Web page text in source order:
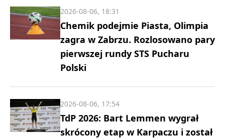
Chemik podejmie Piasta, Olimpia
zagra w Zabrzu. Rozlosowano pary
pierwszej rundy STS Pucharu
Polski
2026-08-06, 18:31
TdP 2026: Bart Lemmen wygrał
skrócony etap w Karpaczu i został
2026-08-06, 17:54